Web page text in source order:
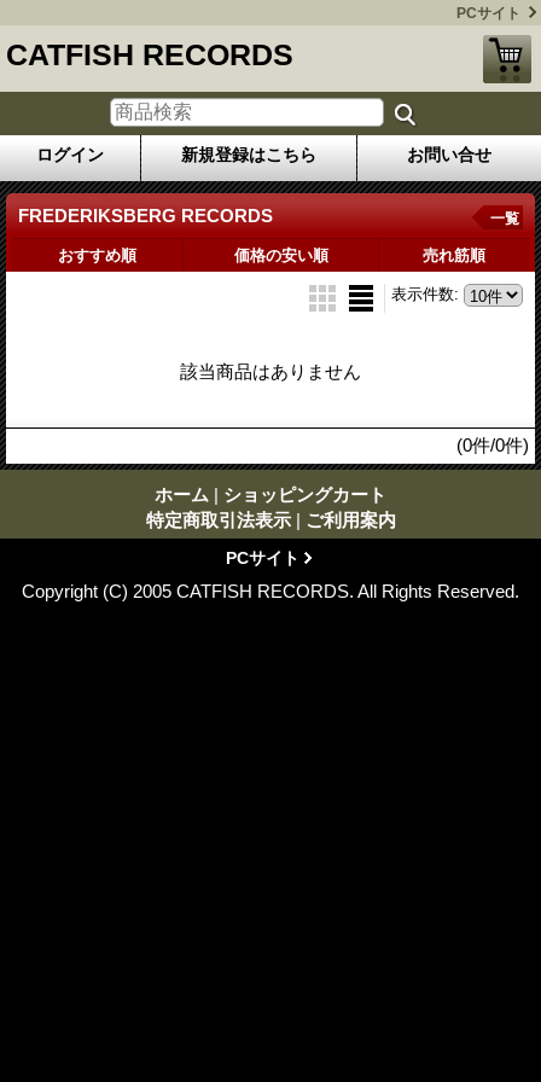
PCサイト
CATFISH RECORDS
ログイン 新規登録はこちら お問い合せ
FREDERIKSBERG RECORDS 一覧
おすすめ順 価格の安い順 売れ筋順
表示件数:
該当商品はありません
(0件/0件)
ホーム | ショッピングカート
特定商取引法表示 | ご利用案内
PCサイト
Copyright (C) 2005 CATFISH RECORDS. All Rights Reserved.